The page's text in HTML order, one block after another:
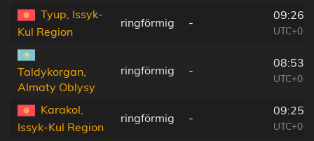
Tyup, Issyk-
Kul Region
ringförmig -
Taldykorgan,
Almaty Oblysy
ringförmig -
Karakol,
Issyk-Kul Region
ringförmig -